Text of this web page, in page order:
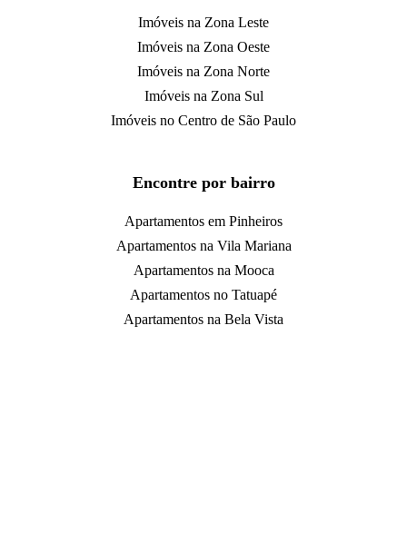
Imóveis na Zona Leste
Imóveis na Zona Oeste
Imóveis na Zona Norte
Imóveis na Zona Sul
Imóveis no Centro de São Paulo
Encontre por bairro
Apartamentos em Pinheiros
Apartamentos na Vila Mariana
Apartamentos na Mooca
Apartamentos no Tatuapé
Apartamentos na Bela Vista